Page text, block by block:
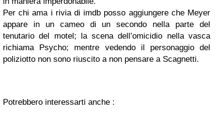
Per chi ama i rivia di imdb posso aggiungere che Meyer
appare in un cameo di un secondo nella parte del
tenutario del motel; la scena dell’omicidio nella vasca
richiama Psycho; mentre vedendo il personaggio del
poliziotto non sono riuscito a non pensare a Scagnetti.
Potrebbero interessarti anche :